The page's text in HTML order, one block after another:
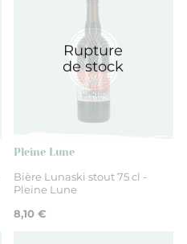
Rupture
de stock
Pleine Lune
Bière Lunaski stout 75 cl -
Pleine Lune
8,10 €